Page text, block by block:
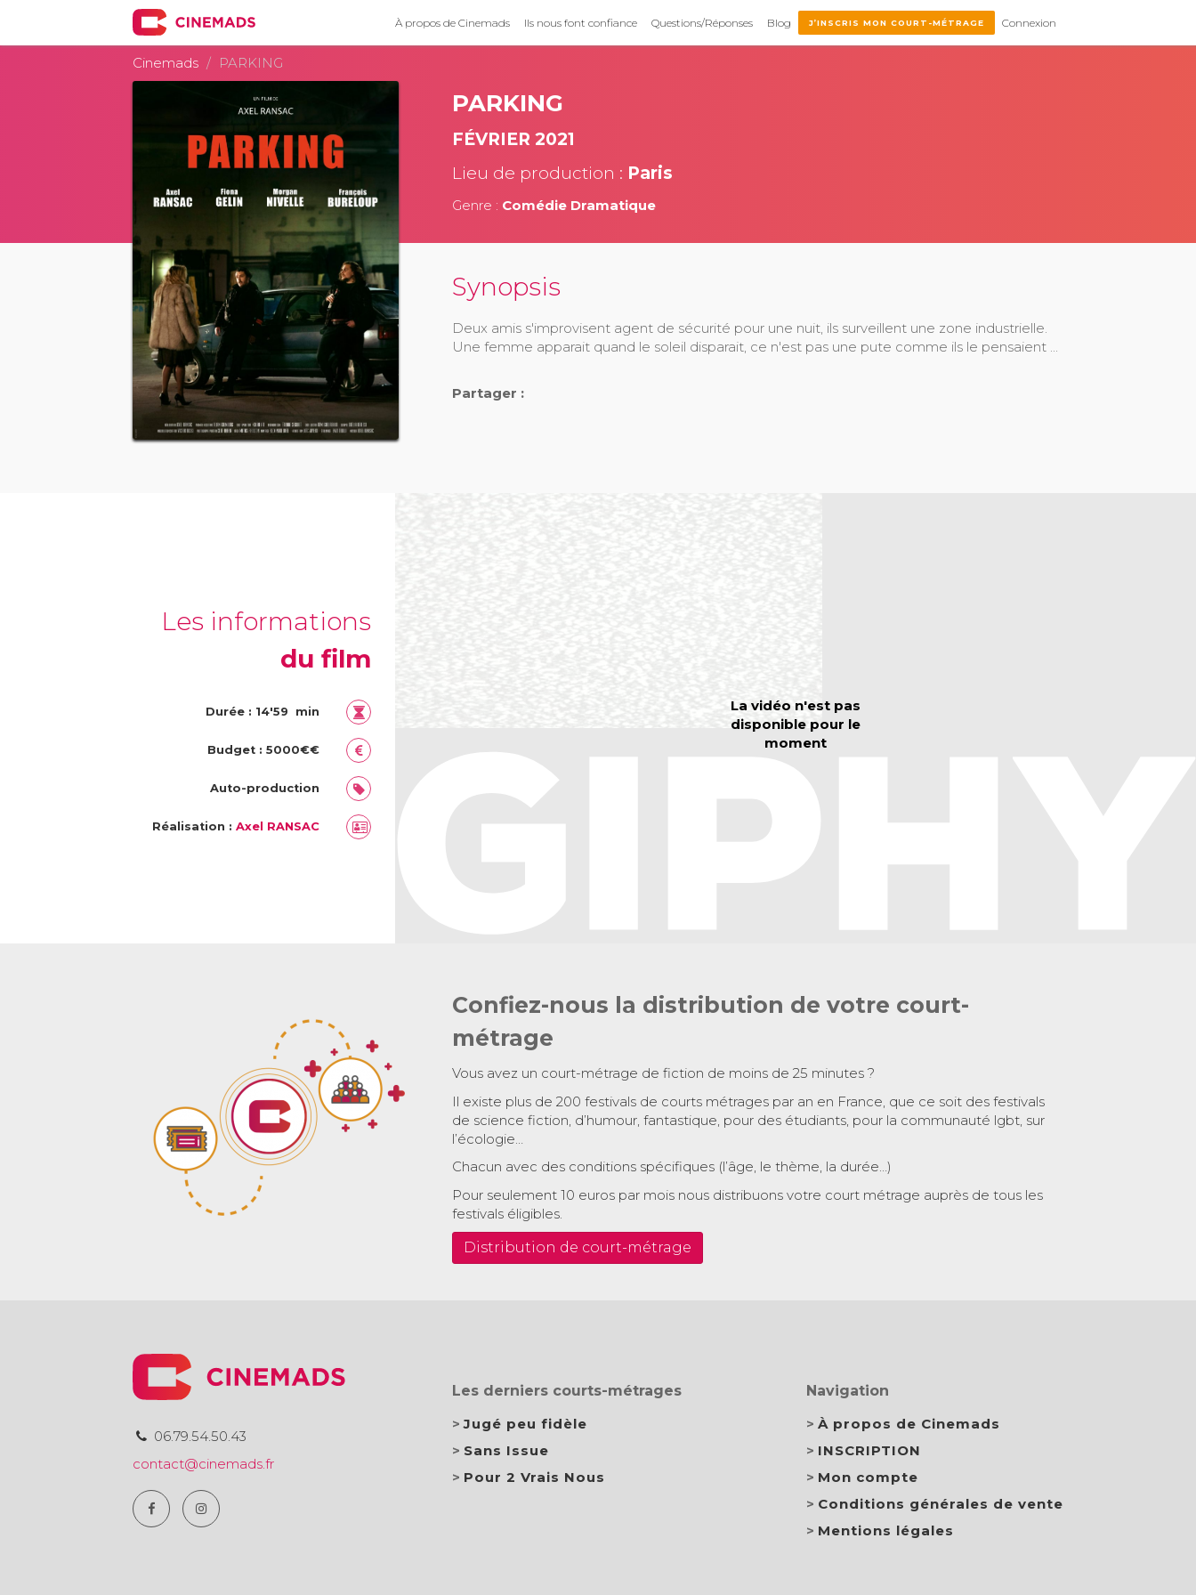
À propos de Cinemads Ils nous font confiance Questions/Réponses Blog J’INSCRIS MON COURT-MÉTRAGE Connexion
Cinemads PARKING
PARKING
FÉVRIER 2021
Lieu de production : Paris
Genre : Comédie Dramatique
Synopsis
Deux amis s'improvisent agent de sécurité pour une nuit, ils surveillent une zone industrielle.
Une femme apparait quand le soleil disparait, ce n'est pas une pute comme ils le pensaient ...
Partager :
Les informations
du film
Durée : 14'59 min
Budget : 5000€€
Auto-production
Réalisation :Axel RANSAC
Confiez-nous la distribution de votre court-
métrage
Vous avez un court-métrage de fiction de moins de 25 minutes ?
Il existe plus de 200 festivals de courts métrages par an en France, que ce soit des festivals
de science fiction, d’humour, fantastique, pour des étudiants, pour la communauté lgbt, sur
l’écologie…
Chacun avec des conditions spécifiques (l’âge, le thème, la durée…)
Pour seulement 10 euros par mois nous distribuons votre court métrage auprès de tous les
festivals éligibles.
Distribution de court-métrage
06.79.54.50.43
contact@cinemads.fr
Les derniers courts-métrages
Jugé peu fidèle
Sans Issue
Pour 2 Vrais Nous
Navigation
À propos de Cinemads
INSCRIPTION
Mon compte
Conditions générales de vente
Mentions légales